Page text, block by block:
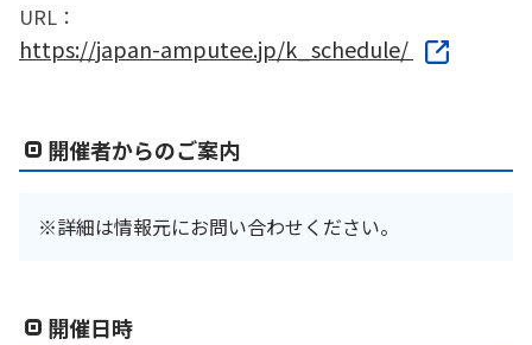
URL：
https://japan-amputee.jp/k_schedule/
開催者からのご案内
※詳細は情報元にお問い合わせください。
開催日時